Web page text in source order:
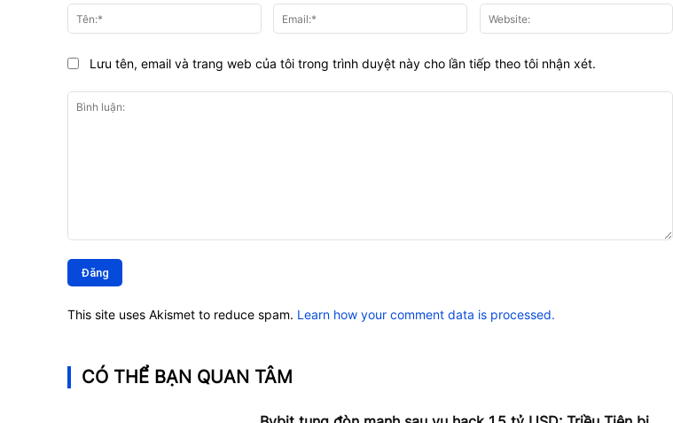
luận:
Tên:* Email:*
Lưu tên, email và trang web của tôi trong trình duyệt này cho lần tiếp theo tôi nhận xét.
This site uses Akismet to reduce spam. Learn how your comment data is processed.
CÓ THỂ BẠN QUAN TÂM